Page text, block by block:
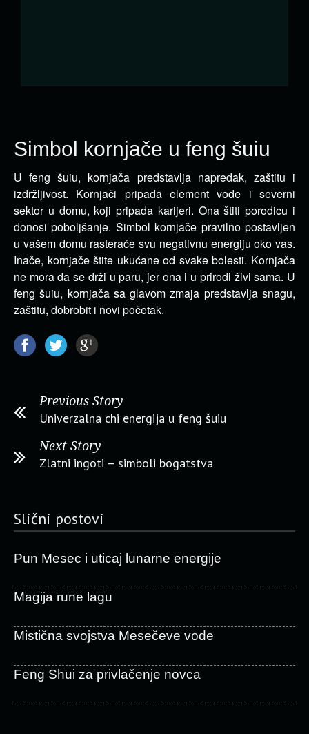
Simbol kornjače u feng šuiu
U feng šuiu, kornjača predstavlja napredak, zaštitu i
izdržljivost. Kornjači pripada element vode i severni
sektor u domu, koji pripada karijeri. Ona štiti porodicu i
donosi poboljšanje. Simbol kornjače pravilno postavljen
u vašem domu rasteraće svu negativnu energiju oko vas.
Inače, kornjače štite ukućane od svake bolesti. Kornjača
ne mora da se drži u paru, jer ona i u prirodi živi sama. U
feng šuiu, kornjača sa glavom zmaja predstavlja snagu,
zaštitu, dobrobit i novi početak.
Previous Story
Univerzalna chi energija u feng šuiu
Next Story
Zlatni ingoti – simboli bogatstva
Slični postovi
Pun Mesec i uticaj lunarne energije
Magija rune lagu
Mistična svojstva Mesečeve vode
Feng Shui za privlačenje novca